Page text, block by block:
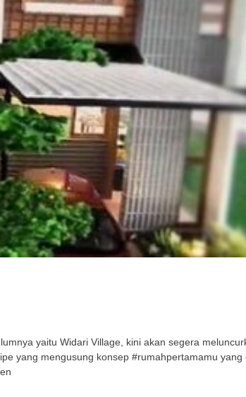
yaitu Widari Village, kini akan segera
yang mengusung konsep #rumahpertamamu yang